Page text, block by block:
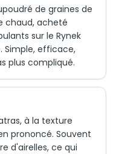
de graines de
chaud, acheté
sur le Rynek
Simple, efficace,
plus compliqué.
à la texture
prononcé. Souvent
d'airelles, ce qui